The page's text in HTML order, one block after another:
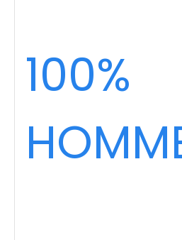
100%